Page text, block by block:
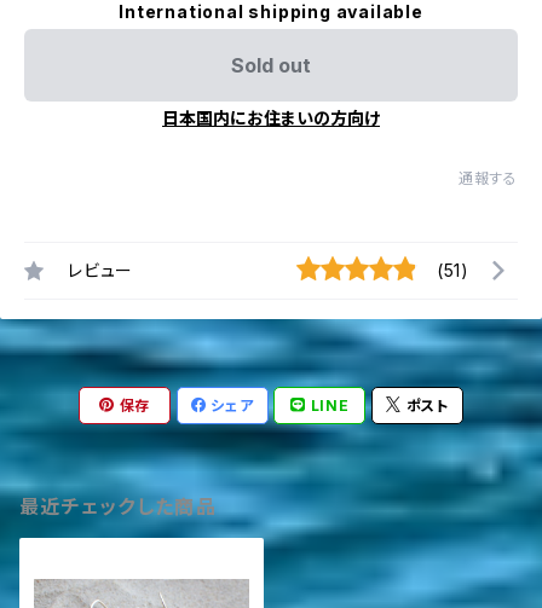
International shipping available
Sold out
日本国内にお住まいの方向け
通報する
レビュー (51)
保存 シェア LINE ポスト
最近チェックした商品